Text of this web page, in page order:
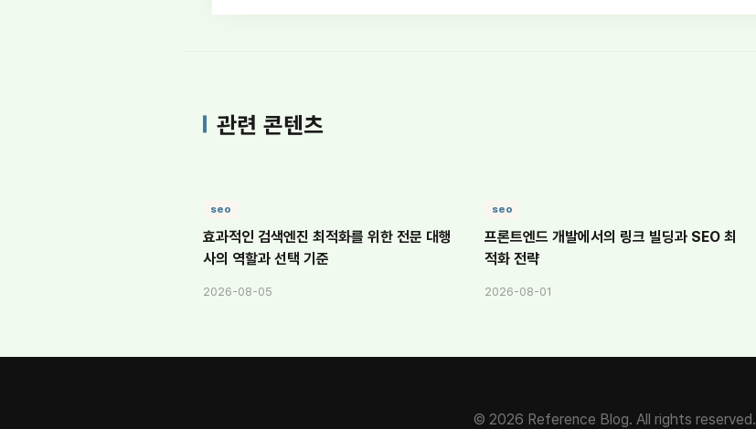
관련 콘텐츠
seo
효과적인 검색엔진 최적화를 위한 전문 대행
사의 역할과 선택 기준
2026-08-05
seo
프론트엔드 개발에서의 링크 빌딩과 SEO 최
적화 전략
2026-08-01
© 2026 Reference Blog. All rights reserved.